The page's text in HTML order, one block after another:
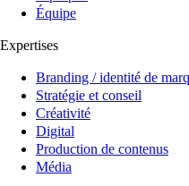
Équipe
Expertises
Branding / identité de
Stratégie et conseil
Créativité
Digital
Production de contenus
Média